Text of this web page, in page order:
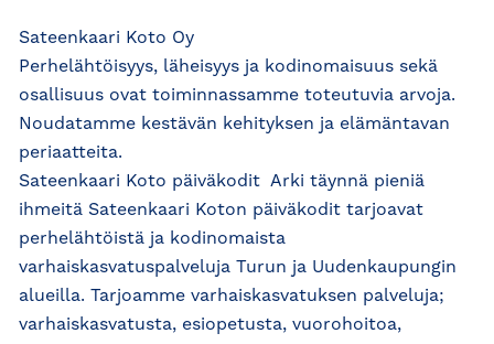
Sateenkaari Koto Oy
Perhelähtöisyys, läheisyys ja kodinomaisuus sekä
osallisuus ovat toiminnassamme toteutuvia arvoja.
Noudatamme kestävän kehityksen ja elämäntavan
periaatteita.
Sateenkaari Koto päiväkodit  Arki täynnä pieniä
ihmeitä Sateenkaari Koton päiväkodit tarjoavat
perhelähtöistä ja kodinomaista
varhaiskasvatuspalveluja Turun ja Uudenkaupungin
alueilla. Tarjoamme varhaiskasvatuksen palveluja;
varhaiskasvatusta, esiopetusta, vuorohoitoa,